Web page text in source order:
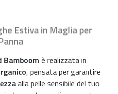
Estiva in Maglia per
Bamboom è realizzata in
, pensata per garantire
alla pelle sensibile del tuo